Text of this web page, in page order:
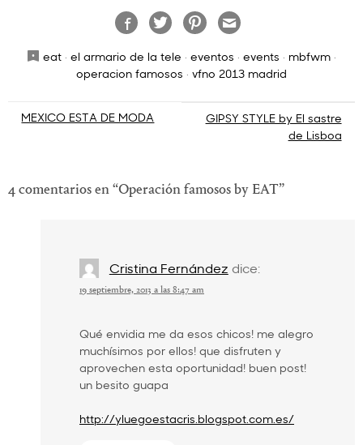
eat · el armario de la tele · eventos · events · mbfwm ·
operacion famosos · vfno 2013 madrid
Navegación
MEXICO ESTA DE MODA
GIPSY STYLE by El sastre
de Lisboa
4 comentarios en “Operación famosos by EAT”
Cristina Fernández dice:
19 septiembre, 2013 a las 8:47 am
Qué envidia me da esos chicos! me alegro
muchísimos por ellos! que disfruten y
aprovechen esta oportunidad! buen post!
un besito guapa
http://yluegoestacris.blogspot.com.es/